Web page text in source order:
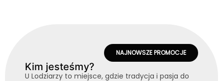
NAJNOWSZE PROMOCJE
Kim jesteśmy?
U Lodziarzy to miejsce, gdzie tradycja i pasja do